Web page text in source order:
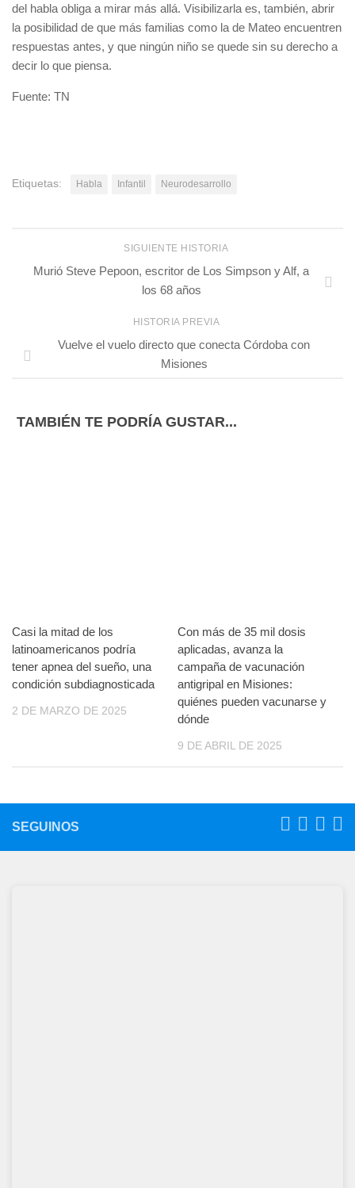
del habla obliga a mirar más allá. Visibilizarla es, también, abrir
la posibilidad de que más familias como la de Mateo encuentren
respuestas antes, y que ningún niño se quede sin su derecho a
decir lo que piensa.
Fuente: TN
Etiquetas: Habla Infantil Neurodesarrollo
SIGUIENTE HISTORIA
Murió Steve Pepoon, escritor de Los Simpson y Alf, a
los 68 años
HISTORIA PREVIA
Vuelve el vuelo directo que conecta Córdoba con
Misiones
TAMBIÉN TE PODRÍA GUSTAR...
Casi la mitad de los
latinoamericanos podría
tener apnea del sueño, una
condición subdiagnosticada
2 DE MARZO DE 2025
Con más de 35 mil dosis
aplicadas, avanza la
campaña de vacunación
antigripal en Misiones:
quiénes pueden vacunarse y
dónde
9 DE ABRIL DE 2025
SEGUINOS